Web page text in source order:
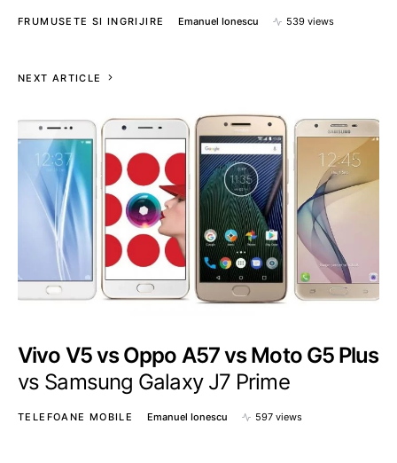
FRUMUSETE SI INGRIJIRE Emanuel Ionescu 539 views
NEXT ARTICLE
Vivo V5 vs Oppo A57 vs Moto G5 Plus
vs Samsung Galaxy J7 Prime
TELEFOANE MOBILE Emanuel Ionescu 597 views